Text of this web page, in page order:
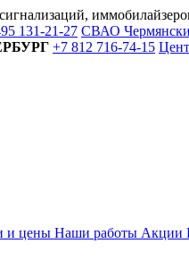
131-21-27 СВАО
+7 812 716-74-15
и цены Наши работы Акции